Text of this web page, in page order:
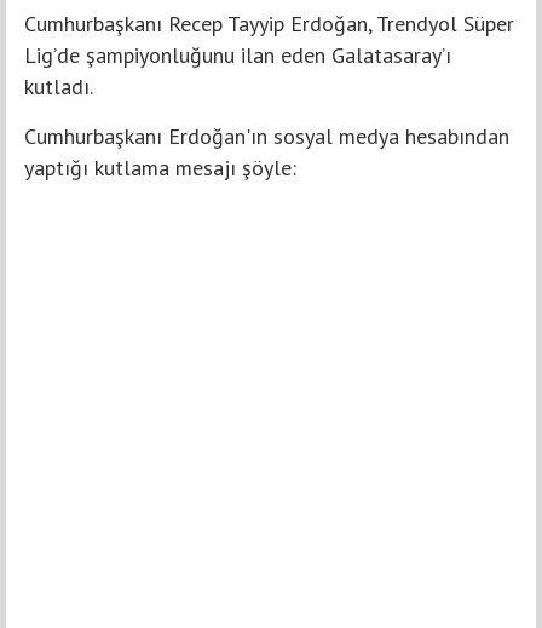
Cumhurbaşkanı Recep Tayyip Erdoğan, Trendyol Süper
Lig’de şampiyonluğunu ilan eden Galatasaray’ı
kutladı.
Cumhurbaşkanı Erdoğan'ın sosyal medya hesabından
yaptığı kutlama mesajı şöyle: